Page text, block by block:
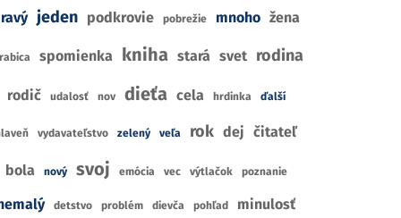
jeden podkrovie pobrežie mnoho žena
spomienka kniha stará svet rodina
rodič udalosť nov dieťa cela hrdinka ďalší
vydavateľstvo zelený veľa rok dej čitateľ
bola nový svoj emócia vec výtlačok poznanie
detstvo problém dievča pohľad minulosť